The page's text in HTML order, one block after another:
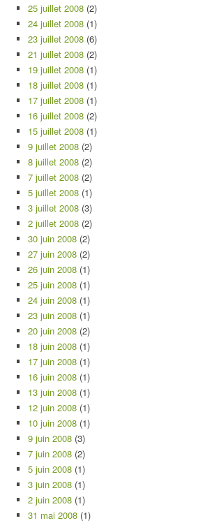
25 juillet 2008 (2)
24 juillet 2008 (1)
23 juillet 2008 (6)
21 juillet 2008 (2)
19 juillet 2008 (1)
18 juillet 2008 (1)
17 juillet 2008 (1)
16 juillet 2008 (2)
15 juillet 2008 (1)
9 juillet 2008 (2)
8 juillet 2008 (2)
7 juillet 2008 (2)
5 juillet 2008 (1)
3 juillet 2008 (3)
2 juillet 2008 (2)
30 juin 2008 (2)
27 juin 2008 (2)
26 juin 2008 (1)
25 juin 2008 (1)
24 juin 2008 (1)
23 juin 2008 (1)
20 juin 2008 (2)
18 juin 2008 (1)
17 juin 2008 (1)
16 juin 2008 (1)
13 juin 2008 (1)
12 juin 2008 (1)
10 juin 2008 (1)
9 juin 2008 (3)
7 juin 2008 (2)
5 juin 2008 (1)
3 juin 2008 (1)
2 juin 2008 (1)
31 mai 2008 (1)